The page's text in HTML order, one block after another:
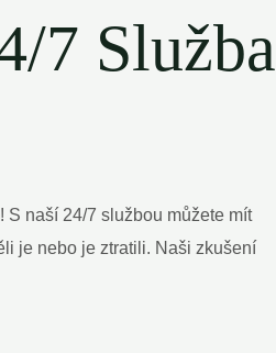
7 Služba
naší 24/7 službou můžete‍ mít
je nebo je ztratili. Naši ‍zkušení